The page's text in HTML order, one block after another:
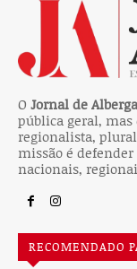
O Jornal de
pública geral,
regionalista,
missão é
nacionais,
RECOMENDADO